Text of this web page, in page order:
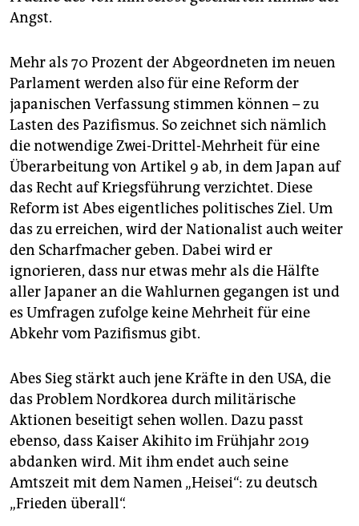
Angst.
Mehr als 70 Prozent der Abgeordneten im neuen
Parlament werden also für eine Reform der
japanischen Verfassung stimmen können – zu
Lasten des Pazifismus. So zeichnet sich nämlich
die notwendige Zwei-Drittel-Mehrheit für eine
Überarbeitung von Artikel 9 ab, in dem Japan auf
das Recht auf Kriegsführung verzichtet. Diese
Reform ist Abes eigentliches politisches Ziel. Um
das zu erreichen, wird der Nationalist auch weiter
den Scharfmacher geben. Dabei wird er
ignorieren, dass nur etwas mehr als die Hälfte
aller Japaner an die Wahlurnen gegangen ist und
es Umfragen zufolge keine Mehrheit für eine
Abkehr vom Pazifismus gibt.
Abes Sieg stärkt auch jene Kräfte in den USA, die
das Problem Nordkorea durch militärische
Aktionen beseitigt sehen wollen. Dazu passt
ebenso, dass Kaiser Akihito im Frühjahr 2019
abdanken wird. Mit ihm endet auch seine
Amtszeit mit dem Namen „Heisei“: zu deutsch
„Frieden überall“.